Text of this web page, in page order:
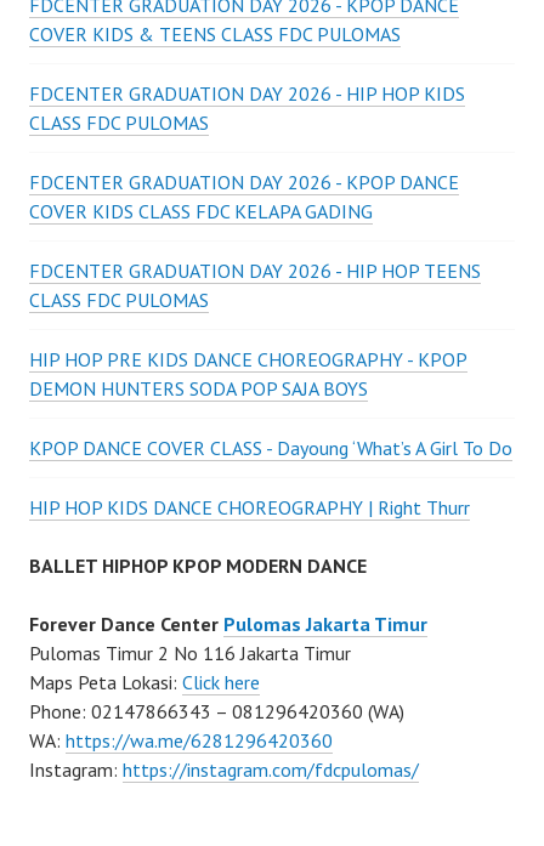
FDCENTER GRADUATION DAY 2026 - KPOP DANCE
COVER KIDS & TEENS CLASS FDC PULOMAS
FDCENTER GRADUATION DAY 2026 - HIP HOP KIDS
CLASS FDC PULOMAS
FDCENTER GRADUATION DAY 2026 - KPOP DANCE
COVER KIDS CLASS FDC KELAPA GADING
FDCENTER GRADUATION DAY 2026 - HIP HOP TEENS
CLASS FDC PULOMAS
HIP HOP PRE KIDS DANCE CHOREOGRAPHY - KPOP
DEMON HUNTERS SODA POP SAJA BOYS
KPOP DANCE COVER CLASS - Dayoung ‘What’s A Girl To Do
HIP HOP KIDS DANCE CHOREOGRAPHY | Right Thurr
BALLET HIPHOP KPOP MODERN DANCE
Forever Dance Center Pulomas Jakarta Timur
Pulomas Timur 2 No 116 Jakarta Timur
Maps Peta Lokasi: Click here
Phone: 02147866343 – 081296420360 (WA)
WA: https://wa.me/6281296420360
Instagram: https://instagram.com/fdcpulomas/